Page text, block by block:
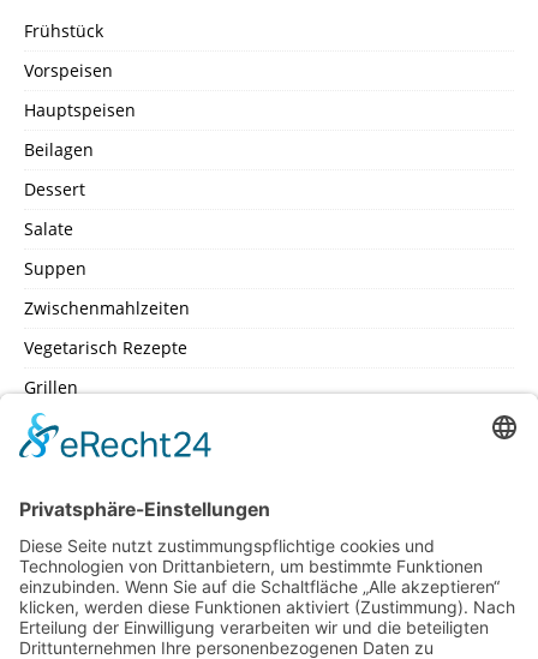
Frühstück
Vorspeisen
Hauptspeisen
Beilagen
Dessert
Salate
Suppen
Zwischenmahlzeiten
Vegetarisch Rezepte
Grillen
SEITEN
Datenschutz
Impressum
Inhaltsverzeichniss
Kochschule – Kochwerkstatt